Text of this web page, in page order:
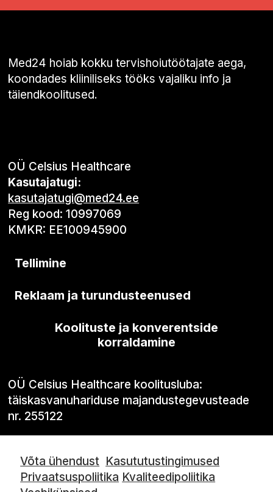
Med24 hoiab kokku tervishoiutöötajate aega,
koondades kliiniliseks tööks vajaliku info ja
täiendkoolitused.
OÜ Celsius Healthcare
Kasutajatugi:
kasutajatugi@med24.ee
Reg kood: 10997069
KMKR: EE100945900
Tellimine
Reklaam ja turundusteenused
Koolituste ja konverentside
korraldamine
OÜ Celsius Healthcare koolitusluba:
täiskasvanuhariduse majandustegevusteade
nr. 255122
Võta ühendust Kasututustingimused
Privaatsuspoliitika Kvaliteedipoliitika